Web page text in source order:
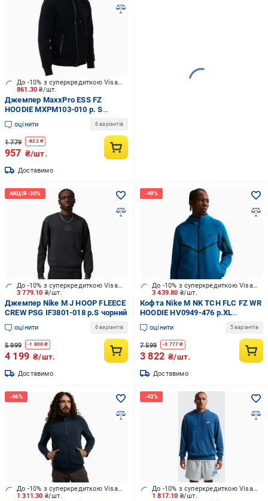
861.30₴/шт.
До -10% з суперкредиткою Visa Вигода
Джемпер MaxxPro ESS FZ
HOODIE MXPM103-010 р. S
чорний
оцінити 6 варіантів
1 779 -822₴
957 ₴/шт.
Доставимо
3 779.10 ₴/шт.
До -10% з суперкредиткою Visa Вигода
Джемпер Nike M J HOOP FLEECE
CREW PSG IF3801-018 р.S чорний
оцінити 6 варіантів
5 999 -1 800 ₴
4 199 ₴/шт.
Доставимо
3 439.80 ₴/шт.
До -10% з суперкредиткою Visa Вигода
Кофта Nike M NK TCH FLC FZ WR
HOODIE HV0949-476 р.XL
блакитний
оцінити 5 варіантів
7 599 -3 777 ₴
3 822 ₴/шт.
Доставимо
1 311.30 ₴/шт.
До -10% з суперкредиткою Visa Вигода
1 817.10 ₴/шт.
До -10% з суперкредиткою Visa Вигода